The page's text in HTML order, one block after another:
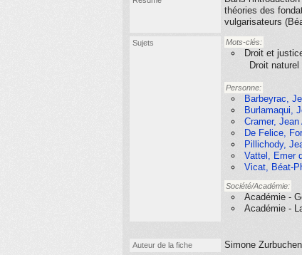
théories des
vulgarisateurs
Sujets Mots-clés:
Droit et
Droit naturel
Personne:
Barbeyrac,
Burlamaqui,
Cramer,
De Felice,
Pillichody,
Vattel, Emer
Vicat, Béat-
Société/Académie:
Académie -
Académie -
Auteur de la fiche Simone